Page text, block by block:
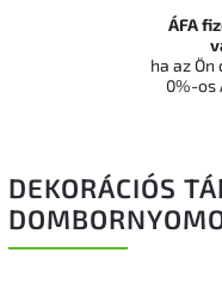
DEKORÁCIÓS
ÁFA
ha az Ön
0%-os